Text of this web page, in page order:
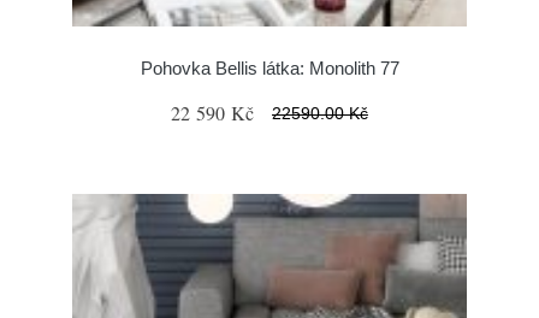
Pohovka Bellis látka: Monolith 77
22 590 Kč 22590.00 Kč